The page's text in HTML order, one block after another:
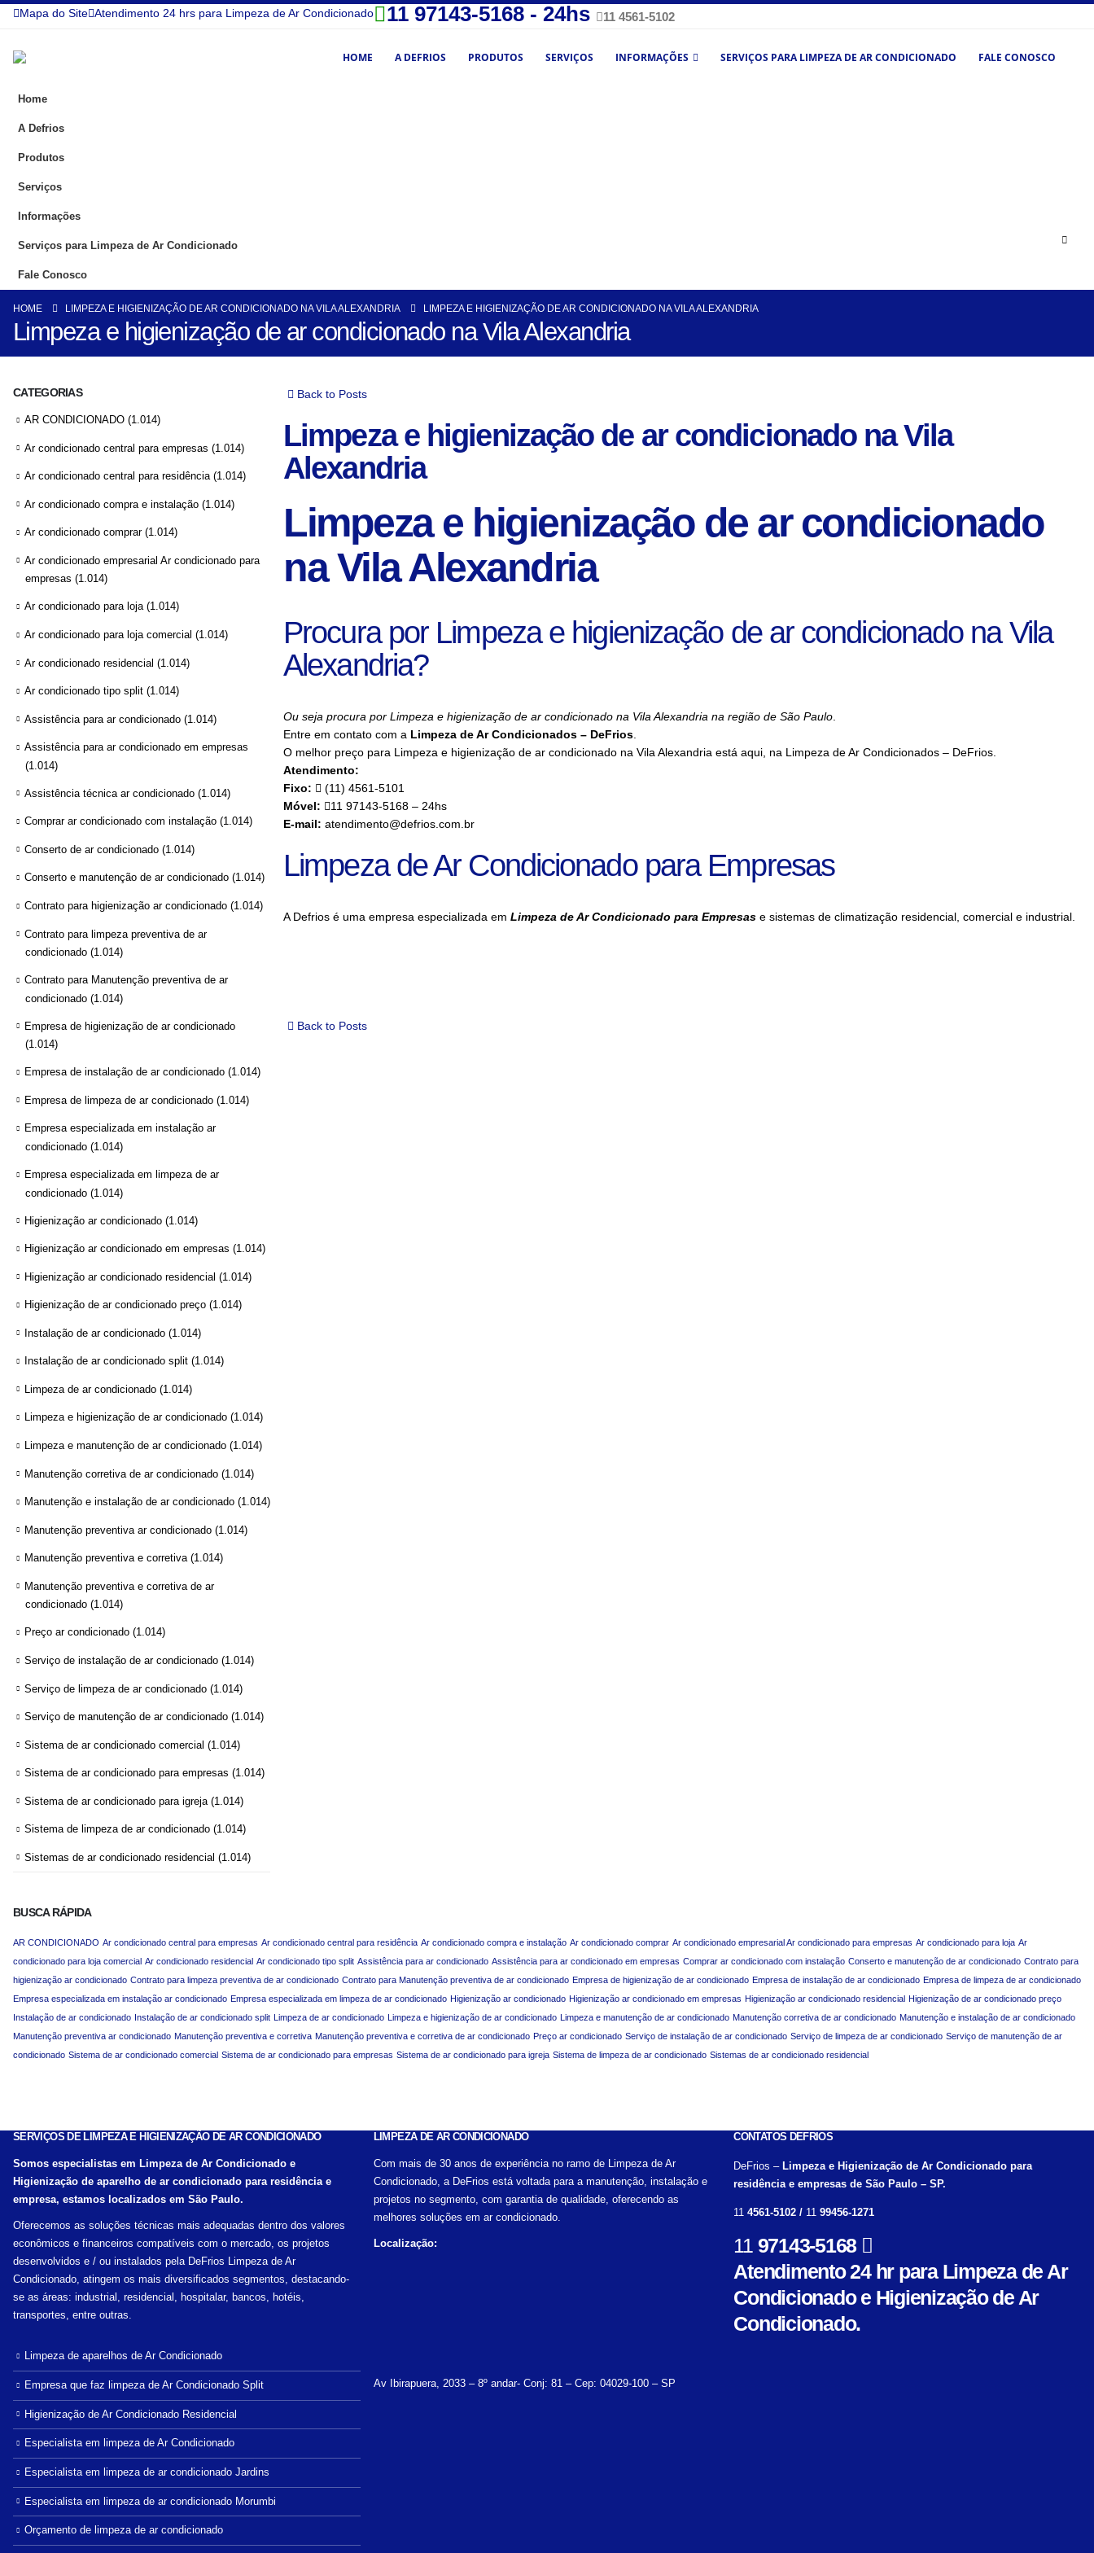
Mapa do Site Atendimento 24 hrs para Limpeza de Ar Condicionado 11 97143-5168 - 24hs 11 4561-5102
HOME A DEFRIOS PRODUTOS SERVIÇOS INFORMAÇÕES SERVIÇOS PARA LIMPEZA DE AR CONDICIONADO FALE CONOSCO
Home
A Defrios
Produtos
Serviços
Informações
Serviços para Limpeza de Ar Condicionado
Fale Conosco
HOME LIMPEZA E HIGIENIZAÇÃO DE AR CONDICIONADO NA VILA ALEXANDRIA LIMPEZA E HIGIENIZAÇÃO DE AR CONDICIONADO NA VILA ALEXANDRIA
Limpeza e higienização de ar condicionado na Vila Alexandria
Back to Posts
Limpeza e higienização de ar condicionado na Vila
Alexandria
Limpeza e higienização de ar condicionado
na Vila Alexandria
Procura por Limpeza e higienização de ar condicionado na Vila
Alexandria?
Ou seja procura por Limpeza e higienização de ar condicionado na Vila Alexandria na região de São Paulo
Entre em contato com a Limpeza de Ar Condicionados – DeFrios
O melhor preço para Limpeza e higienização de ar condicionado na Vila Alexandria está aqui, na Limpeza de Ar Condicionados – DeFrios.
Atendimento:
Fixo:
(11) 4561-5101
Móvel:
11 97143-5168 – 24hs
E-mail: atendimento@defrios.com.br
Limpeza de Ar Condicionado para Empresas
A Defrios é uma empresa especializada em Limpeza de Ar Condicionado para Empresas e sistemas de climatização residencial, comercial e industrial.
Back to Posts
CATEGORIAS
AR CONDICIONADO (1.014)
Ar condicionado central para empresas (1.014)
Ar condicionado central para residência(1.014)
Ar condicionado compra e instalação (1.014)
Ar condicionado comprar(1.014)
Ar condicionado empresarial Ar condicionado para
empresas (1.014)
Ar condicionado para loja(1.014)
Ar condicionado para loja comercial (1.014)
Ar condicionado residencial (1.014)
Ar condicionado tipo split (1.014)
Assistência para ar condicionado (1.014)
Assistência para ar condicionado em empresas
(1.014)
Assistência técnica ar condicionado (1.014)
Comprar ar condicionado com instalação (1.014)
Conserto de ar condicionado (1.014)
Conserto e manutenção de ar condicionado (1.014)
Contrato para higienização ar condicionado (1.014)
Contrato para limpeza preventiva de ar
condicionado (1.014)
Contrato para Manutenção preventiva de ar
condicionado (1.014)
Empresa de higienização de ar condicionado
(1.014)
Empresa de instalação de ar condicionado (1.014)
Empresa de limpeza de ar condicionado (1.014)
Empresa especializada em instalação ar
condicionado (1.014)
Empresa especializada em limpeza de ar
condicionado (1.014)
Higienização ar condicionado (1.014)
Higienização ar condicionado em empresas (1.014)
Higienização ar condicionado residencial (1.014)
Higienização de ar condicionado preço (1.014)
Instalação de ar condicionado (1.014)
Instalação de ar condicionado split (1.014)
Limpeza de ar condicionado (1.014)
Limpeza e higienização de ar condicionado (1.014)
Limpeza e manutenção de ar condicionado (1.014)
Manutenção corretiva de ar condicionado (1.014)
Manutenção e instalação de ar condicionado (1.014)
Manutenção preventiva ar condicionado (1.014)
Manutenção preventiva e corretiva(1.014)
Manutenção preventiva e corretiva de ar
condicionado (1.014)
Preço ar condicionado (1.014)
Serviço de instalação de ar condicionado (1.014)
Serviço de limpeza de ar condicionado (1.014)
Serviço de manutenção de ar condicionado (1.014)
Sistema de ar condicionado comercial (1.014)
Sistema de ar condicionado para empresas (1.014)
Sistema de ar condicionado para igreja (1.014)
Sistema de limpeza de ar condicionado (1.014)
Sistemas de ar condicionado residencial (1.014)
BUSCA RÁPIDA
AR CONDICIONADO Ar condicionado central para empresas Ar condicionado central para residência Ar condicionado compra e instalação Ar condicionado comprar Ar condicionado empresarial Ar condicionado para empresas Ar condicionado para loja Ar
condicionado para loja comercial Ar condicionado residencial Ar condicionado tipo split Assistência para ar condicionado Assistência para ar condicionado em empresas Comprar ar condicionado com instalação Conserto e manutenção de ar condicionado Contrato para
higienização ar condicionado Contrato para limpeza preventiva de ar condicionado Contrato para Manutenção preventiva de ar condicionado Empresa de higienização de ar condicionado Empresa de instalação de ar condicionado Empresa de limpeza de ar condicionado
Empresa especializada em instalação ar condicionado Empresa especializada em limpeza de ar condicionado Higienização ar condicionado Higienização ar condicionado em empresas Higienização ar condicionado residencial
Higienização de ar condicionado preço
Instalação de ar condicionado Instalação de ar condicionado split Limpeza de ar condicionado Limpeza e higienização de ar condicionado Limpeza e manutenção de ar condicionado Manutenção corretiva de ar condicionado Manutenção e instalação de ar condicionado
Manutenção preventiva ar condicionado Manutenção preventiva e corretiva Manutenção preventiva e corretiva de ar condicionado Preço ar condicionado Serviço de instalação de ar condicionado Serviço de limpeza de ar condicionado Serviço de manutenção de ar
condicionado Sistema de ar condicionado comercial Sistema de ar condicionado para empresas Sistema de ar condicionado para igreja Sistema de limpeza de ar condicionado Sistemas de ar condicionado residencial
SERVIÇOS DE LIMPEZA E HIGIENIZAÇÃO DE AR CONDICIONADO
Somos especialistas em Limpeza de Ar Condicionado e
Higienização de aparelho de ar condicionado para residência e
empresa, estamos localizados em São Paulo.
Oferecemos as soluções técnicas mais adequadas dentro dos valores
econômicos e financeiros compatíveis com o mercado, os projetos
desenvolvidos e / ou instalados pela DeFrios Limpeza de Ar
Condicionado, atingem os mais diversificados segmentos, destacando-
se as áreas: industrial, residencial, hospitalar, bancos, hotéis,
transportes, entre outras.
Limpeza de aparelhos de Ar Condicionado
Empresa que faz limpeza de Ar Condicionado Split
Higienização de Ar Condicionado Residencial
Especialista em limpeza de Ar Condicionado
Especialista em limpeza de ar condicionado Jardins
Especialista em limpeza de ar condicionado Morumbi
Orçamento de limpeza de ar condicionado
LIMPEZA DE AR CONDICIONADO
Com mais de 30 anos de experiência no ramo de Limpeza de Ar
Condicionado, a DeFrios está voltada para a manutenção, instalação e
projetos no segmento, com garantia de qualidade, oferecendo as
melhores soluções em ar condicionado.
Localização:
Av Ibirapuera, 2033 – 8º andar- Conj: 81 – Cep: 04029-100 – SP
CONTATOS DEFRIOS
DeFrios – Limpeza e Higienização de Ar Condicionado para
residência e empresas de São Paulo – SP.
114561-5102 / 1199456-1271
11 97143-5168
Atendimento 24 hr para Limpeza de Ar
Condicionado e Higienização de Ar
Condicionado.